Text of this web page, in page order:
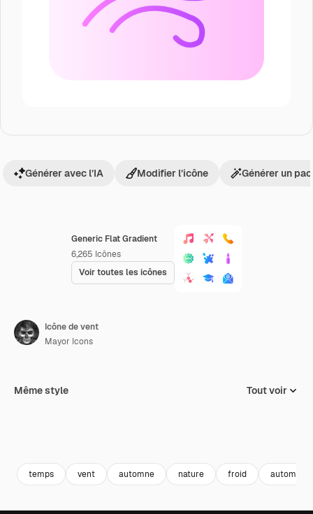
Generic Flat Gradient
6,265 Icônes
Voir toutes les icônes
Générer avec l’IA Modifier l’icône Générer un
Icône de vent
Mayor Icons
Même style Tout voir
temps vent automne nature froid automne